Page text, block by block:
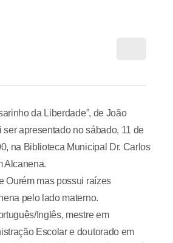
da Liberdade”, de João
ser apresentado no sábado, 11 de
na Biblioteca Municipal Dr. Carlos
Alcanena.
Ourém mas possui raízes
pelo lado materno.
Inglês, mestre em
Escolar e doutorado em